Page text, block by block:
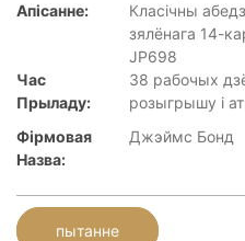
Апісанне:
Класічны
зялёнага 14-
JP698
Час
Прыладу:
38 рабочых
розыгрышу і
Фірмовая
Назва:
Джэймс Бонд
пытанне